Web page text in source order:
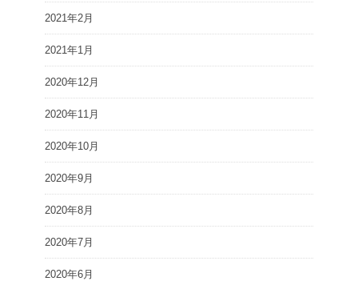
2021年2月
2021年1月
2020年12月
2020年11月
2020年10月
2020年9月
2020年8月
2020年7月
2020年6月